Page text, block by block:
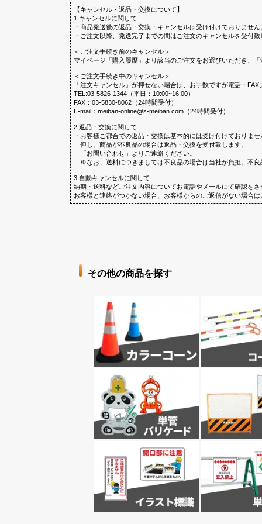
【キャンセル・返品・交換について】
1.キャンセルに関して
・商品発送後の返品・交換・キャンセルは受け付けておりません
・ご注文以降、発送完了までの間はご注文のキャンセルを受付致
＜ご注文手続き前のキャンセル＞
マイページ「購入履歴」より該当のご注文をお選びいただき、
＜ご注文手続き中のキャンセル＞
「注文キャンセル」が押せない場合は、お手数ですが電話・
TEL:03-5826-1344（平日：10:00~16:00）
FAX：03-5830-8062（24時間受付）
E-mail：meiban-online@s-meiban.com（24時間受付）
2.返品・交換に関して
・お客様ご都合での返品・交換は基本的には受け付けておりませ
但し、商品が不良品の場合は返品・交換を受付致します。
「お問い合わせ」よりご連絡ください。
※なお、送料につきましては不良品の場合は当社が負担。不良
3.自動キャンセルに関して
納期・送料などご注文内容についてお電話やメールにて確認を
お客様と連絡がつかない場合、お客様からのご返信がない場合
その他の商品を探す